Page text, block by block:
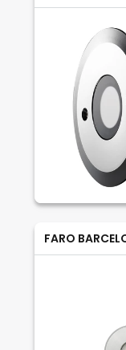
FARO